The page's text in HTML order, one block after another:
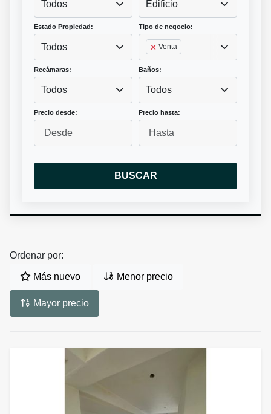
Todos Edificio
Estado Propiedad:
Todos
Tipo de negocio:
Venta
Recámaras:
Todos
Baños:
Todos
Precio desde: Precio hasta:
BUSCAR
Ordenar por:
Más nuevo Menor precio
Mayor precio